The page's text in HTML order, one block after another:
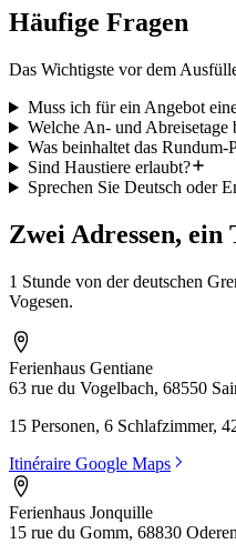
Häufige Fragen
Das Wichtigste vor dem
Muss ich für ein Angebot
Welche An- und Abreisetage
Was beinhaltet das Rundum-
Sind Haustiere erlaubt?
Sprechen Sie Deutsch oder
Zwei Adressen, ein
1 Stunde von der deutschen
Vogesen.
Ferienhaus Gentiane
63 rue du Vogelbach, 68550
15 Personen, 6 Schlafzimmer,
Itinéraire Google Maps
Ferienhaus Jonquille
15 rue du Gomm, 68830 Oderen